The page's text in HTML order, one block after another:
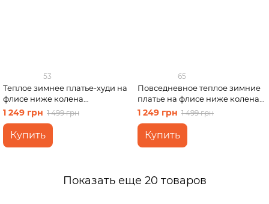
53
Теплое зимнее платье-худи на
флисе ниже колена
фиолетовый Merlini Рошель
700001005, размер 42-44 (S-M)
1 249 грн 1 499 грн
Купить
65
Повседневное теплое зимние
платье на флисе ниже колена
черный Merlini Валанс
700001021, размер 42-44 (S-M)
1 249 грн 1 499 грн
Купить
Показать еще 20 товаров